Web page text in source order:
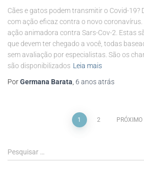
Cães e gatos podem transmitir o Covid-19?
com ação eficaz contra o novo
ação animadora contra Sars-Cov-2. Estas
que devem ter chegado a você, todas
sem avaliação por especialistas. São os
são disponibilizados Leia mais
PorGermana Barata 6 anosatrás
1 2 PRÓXIMO
Pesquisar …